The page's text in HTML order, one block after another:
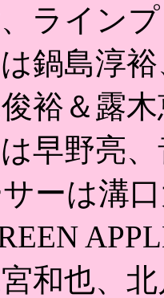
ライン
鍋島淳
裕＆露
早野亮
ーは溝
和也、